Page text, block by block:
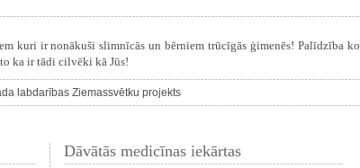
kuri ir nonākuši slimnīcās un bērniem trūcīgās ģimenēs! Palīdzība ko
ka ir tādi cilvēki kā Jūs!
labdarības Ziemassvētku projekts
Dāvātās medicīnas iekārtas